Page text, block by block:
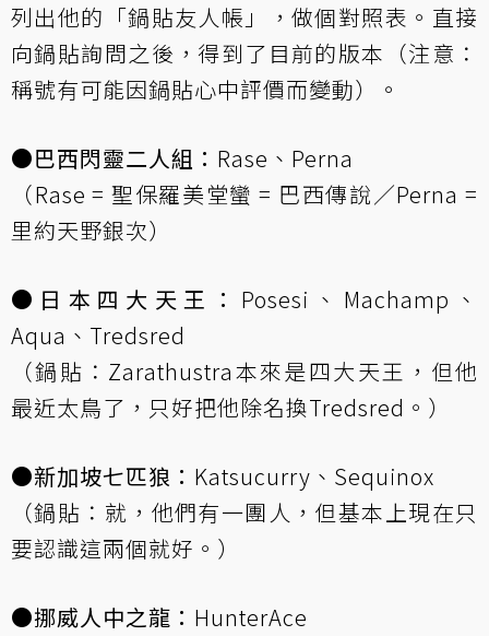
列出他的「鍋貼友人帳」，做個對照表。直接
向鍋貼詢問之後，得到了目前的版本（注意：
稱號有可能因鍋貼心中評價而變動）。
●巴西閃靈二人組： Rase、Perna
（Rase = 聖保羅美堂蠻 = 巴西傳說／Perna =
里約天野銀次）
●日本四大天王： Posesi、Machamp、
Aqua、Tredsred
（鍋貼：Zarathustra本來是四大天王，但他
最近太鳥了，只好把他除名換Tredsred。）
●新加坡七匹狼： Katsucurry、Sequinox
（鍋貼：就，他們有一團人，但基本上現在只
要認識這兩個就好。）
●挪威人中之龍： HunterAce